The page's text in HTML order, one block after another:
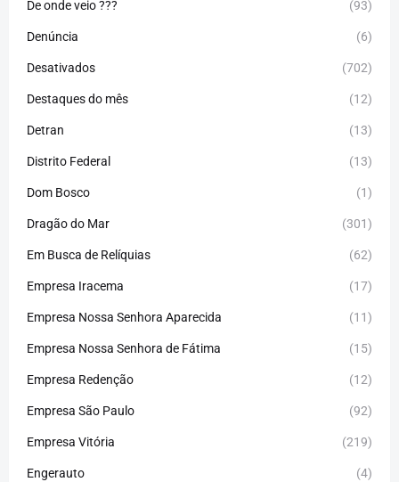
De onde veio ??? (93)
Denúncia (6)
Desativados (702)
Destaques do mês (12)
Detran (13)
Distrito Federal (13)
Dom Bosco (1)
Dragão do Mar (301)
Em Busca de Relíquias (62)
Empresa Iracema (17)
Empresa Nossa Senhora Aparecida (11)
Empresa Nossa Senhora de Fátima (15)
Empresa Redenção (12)
Empresa São Paulo (92)
Empresa Vitória (219)
Engerauto (4)